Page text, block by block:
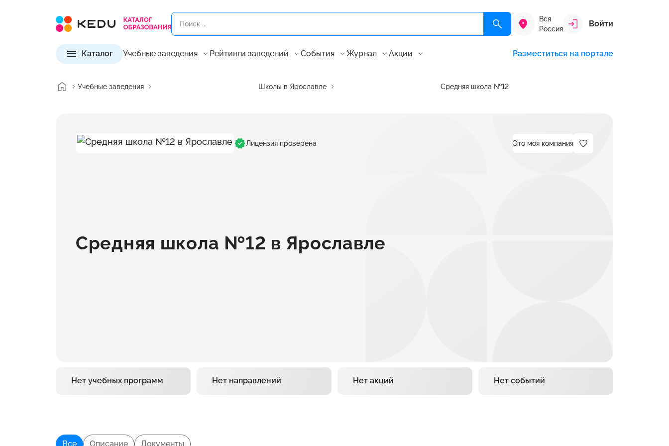
Вся
Россия
Войти
Каталог Учебные заведения Рейтинги заведений События Журнал Акции Разместиться на портале
Учебные заведения Школы в Ярославле Средняя школа №12
Лицензия проверена Это моя компания
Средняя школа №12 в Ярославле
Нет учебных программ Нет направлений Нет акций Нет событий
Все Описание Документы